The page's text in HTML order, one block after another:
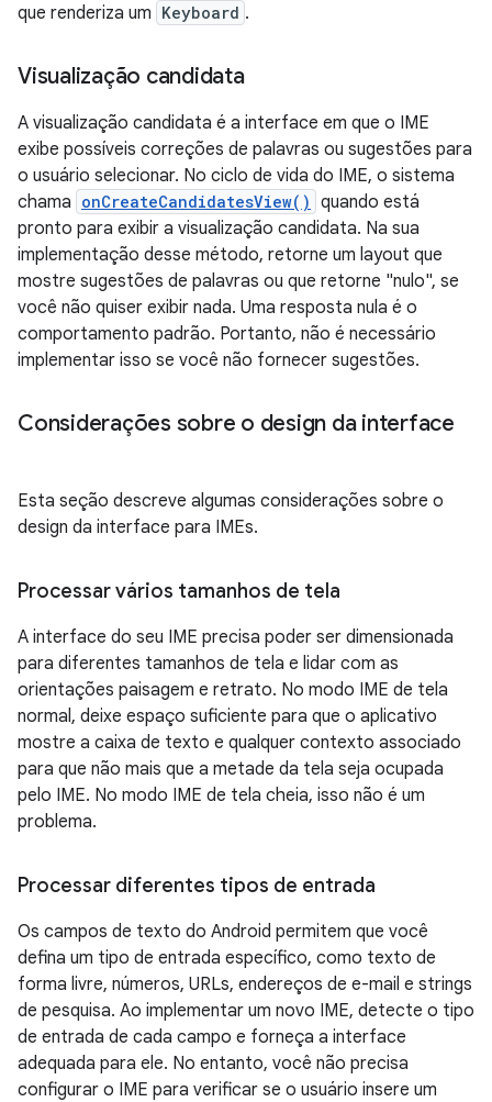
que renderiza um Keyboard .
Visualização candidata
A visualização candidata é a interface em que o IME
exibe possíveis correções de palavras ou sugestões para
o usuário selecionar. No ciclo de vida do IME, o sistema
chama onCreateCandidatesView() quando está
pronto para exibir a visualização candidata. Na sua
implementação desse método, retorne um layout que
mostre sugestões de palavras ou que retorne "nulo", se
você não quiser exibir nada. Uma resposta nula é o
comportamento padrão. Portanto, não é necessário
implementar isso se você não fornecer sugestões.
Considerações sobre o design da interface
Esta seção descreve algumas considerações sobre o
design da interface para IMEs.
Processar vários tamanhos de tela
A interface do seu IME precisa poder ser dimensionada
para diferentes tamanhos de tela e lidar com as
orientações paisagem e retrato. No modo IME de tela
normal, deixe espaço suficiente para que o aplicativo
mostre a caixa de texto e qualquer contexto associado
para que não mais que a metade da tela seja ocupada
pelo IME. No modo IME de tela cheia, isso não é um
problema.
Processar diferentes tipos de entrada
Os campos de texto do Android permitem que você
defina um tipo de entrada específico, como texto de
forma livre, números, URLs, endereços de e-mail e strings
de pesquisa. Ao implementar um novo IME, detecte o tipo
de entrada de cada campo e forneça a interface
adequada para ele. No entanto, você não precisa
configurar o IME para verificar se o usuário insere um